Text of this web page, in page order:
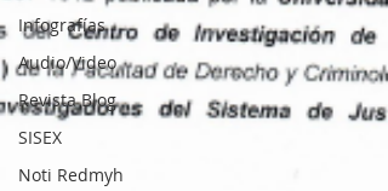
Infografías
Audio/Video
Revista Blog
SISEX
Noti Redmyh